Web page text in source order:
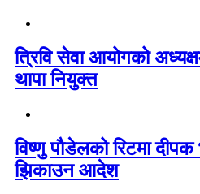
त्रिवि सेवा आयोगको
थापा नियुक्त
विष्णु पौडेलको रिटमा
झिकाउन आदेश